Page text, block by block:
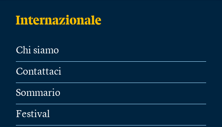
Chi siamo
Contattaci
Sommario
Festival